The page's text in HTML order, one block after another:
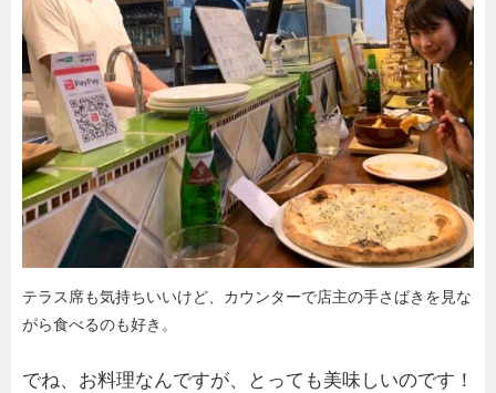
テラス席も気持ちいいけど、カウンターで店主の手さばきを見な
がら食べるのも好き。
でね、お料理なんですが、とっても美味しいのです！